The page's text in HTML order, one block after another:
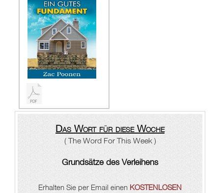
Das Wort für diese Woche
( The Word For This Week )
Grundsätze des Verleihens
Erhalten Sie per Email einen KOSTENLOSEN